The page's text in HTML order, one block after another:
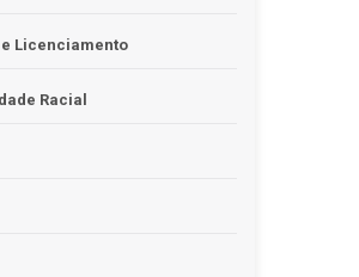
Licenciamento
Racial